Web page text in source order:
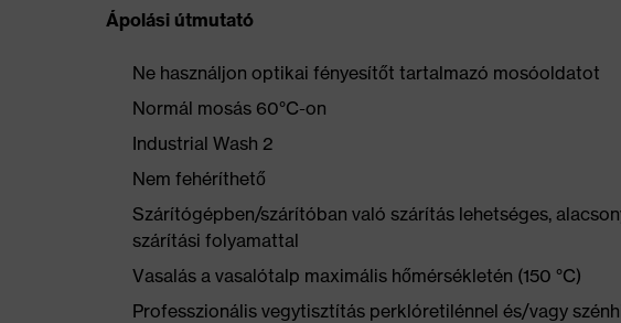
Ápolási útmutató
Ne használjon optikai fényesítőt tartalmazó mosóoldatot
Normál mosás 60°C-on
Industrial Wash 2
Nem fehéríthető
Szárítógépben/szárítóban való szárítás lehetséges,
szárítási folyamattal
Vasalás a vasalótalp maximális hőmérsékletén (150 °C)
Professzionális vegytisztítás perklóretilénnel és/vagy